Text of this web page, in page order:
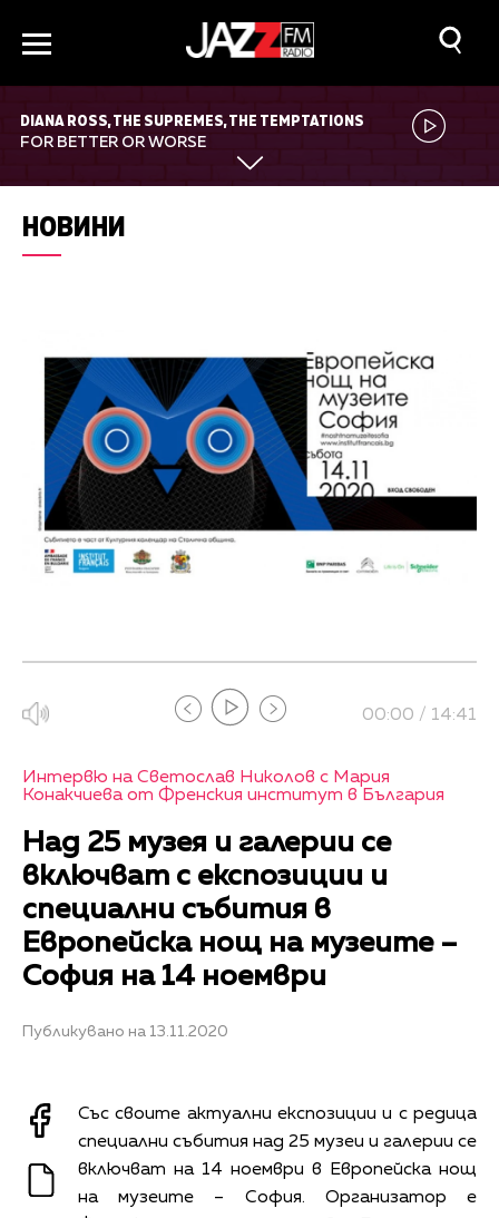
DIANA ROSS, THE SUPREMES, THE TEMPTATIONS
FOR BETTER OR WORSE
НОВИНИ
00:00 / 14:41
Интервю на Светослав Николов с Мария
Конакчиева от Френския институт в България
Над 25 музея и галерии се
включват с експозиции и
специални събития в
Европейска нощ на музеите –
София на 14 ноември
Публикувано на 13.11.2020
Със своите актуални експозиции и с редица
специални събития над 25 музеи и галерии се
включват на 14 ноември в Европейска нощ
на музеите – София. Организатор е